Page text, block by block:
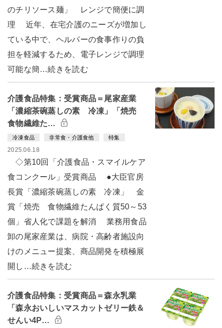
のチリソース麺」 レンジで簡便に調
理 近年、在宅介護のニーズが増加し
ている中で、ヘルパーの食事作りの負
担を軽減するため、電子レンジで調理
可能な簡…続きを読む
介護食品特集：受賞商品＝尾家産業
「濃縮茶碗蒸しの素 冷凍」「焼売
食物繊維た…
冷凍食品 非常食・介護食他 特集
2025.06.18
◇第10回「介護食品・スマイルケア
食コンクール」受賞商品 ●大臣官房
長賞「濃縮茶碗蒸しの素 冷凍」 金
賞「焼売 食物繊維たんぱく質50～53
個」省人化で課題を解消 業務用食品
卸の尾家産業は、病院・高齢者施設向
けのメニュー提案、商品開発を積極展
開し…続きを読む
介護食品特集：受賞商品＝森永乳業
「森永おいしいマスカットゼリー鉄＆
せんい4P…